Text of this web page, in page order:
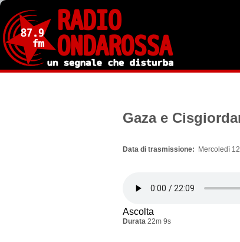
Salta
contenuto
principale
Gaza e
Data di trasmissione Mercoledì
Ascolta
Durata 22m 9s